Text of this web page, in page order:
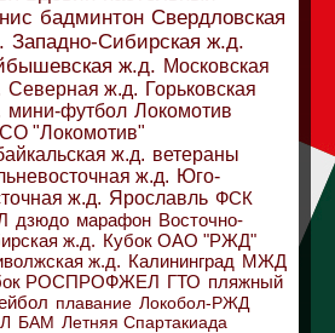
бадминтон Свердловская
Западно-Сибирская ж.д.
ж.д. Московская
Северная ж.д. Горьковская
мини-футбол Локомотив
"Локомотив"
ж.д. ветераны
ж.д. Юго-
ж.д. Ярославль ФСК
дзюдо марафон Восточно-
ж.д. Кубок ОАО "РЖД"
ж.д. Калининград МЖД
РОСПРОФЖЕЛ ГТО пляжный
плавание Локобол-РЖД
БАМ Летняя Спартакиада